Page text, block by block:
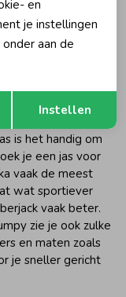
raakt. Met
geeft, maar ook
te dragen is
jas voor
is het handig om
je een jas voor
vaak de meest
wat sportiever
vaak beter.
zie je ook zulke
en maten zoals
je sneller gericht
Opslaan
en
je instellingen
aan de
Instellen